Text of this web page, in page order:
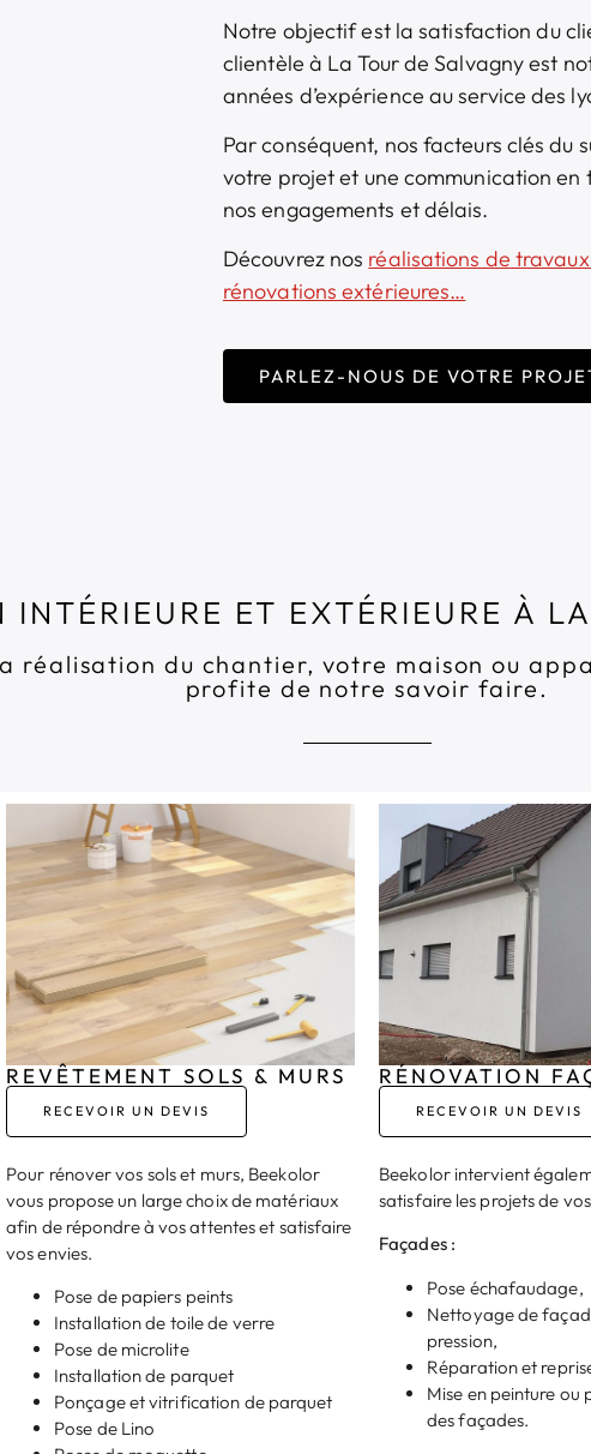
Notre objectif est la satisfaction du
clientèle à La Tour de Salvagny est
années d’expérience au service des
Par conséquent, nos facteurs clés du
votre projet et une communication
nos engagements et délais.
Découvrez nos réalisations de
rénovations extérieures…
PARLEZ-NOUS DE VOTRE
INTÉRIEURE ET EXTÉRIEURE À
réalisation du chantier, votre maison ou
profite de notre savoir faire.
REVÊTEMENT SOLS & MURS
RECEVOIR UN DEVIS
Pour rénover vos sols et murs, Beekolor
vous propose un large choix de matériaux
afin de répondre à vos attentes et satisfaire
vos envies.
Pose de papiers peints
Installation de toile de verre
Pose de microlite
Installation de parquet
Ponçage et vitrification de parquet
Pose de Lino
RÉNOVATION
RECEVOIR UN DEVIS
Beekolor intervient
satisfaire les projets de
Façades :
Pose échafaudage,
Nettoyage de
pression,
Réparation et
Mise en peinture ou
des façades.